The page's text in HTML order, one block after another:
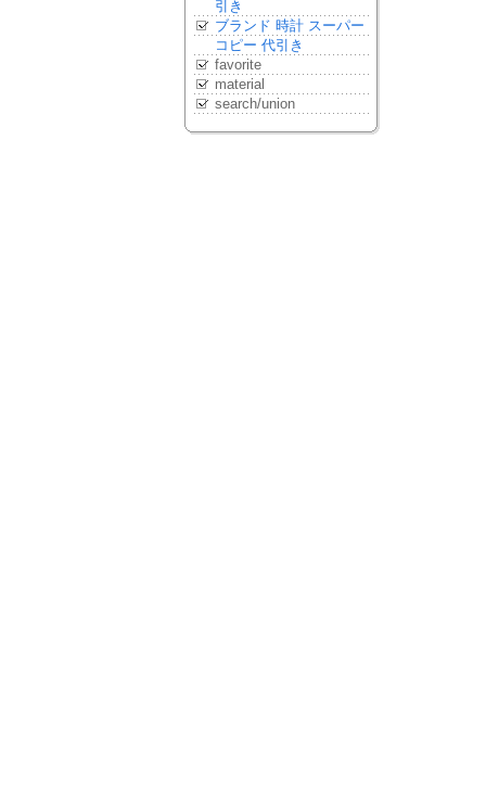
引き
ブランド 時計 スーパー
コピー 代引き
favorite
material
search/union